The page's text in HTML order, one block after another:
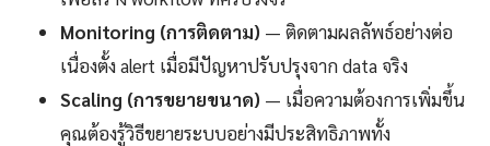
Monitoring (การติดตาม) — ติดตามผลลัพธ์อย่างต่อ
เนื่องตั้ง alert เมื่อมีปัญหาปรับปรุงจาก data จริง
Scaling (การขยายขนาด) — เมื่อความต้องการเพิ่มขึ้น
คุณต้องรู้วิธีขยายระบบอย่างมีประสิทธิภาพทั้ง